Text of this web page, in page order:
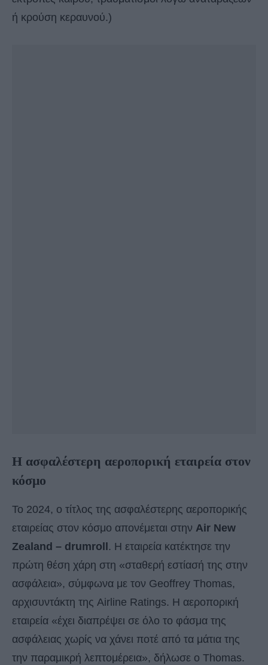
ή κρούση κεραυνού.)
Η ασφαλέστερη αεροπορική εταιρεία στον
κόσμο
Το 2024, ο τίτλος της ασφαλέστερης αεροπορικής
εταιρείας στον κόσμο απονέμεται στην Air New
Zealand – drumroll . Η εταιρεία κατέκτησε την
πρώτη θέση χάρη στη «σταθερή εστίασή της στην
ασφάλεια», σύμφωνα με τον Geoffrey Thomas,
αρχισυντάκτη της Airline Ratings. Η αεροπορική
εταιρεία «έχει διαπρέψει σε όλο το φάσμα της
ασφάλειας χωρίς να χάνει ποτέ από τα μάτια της
την παραμικρή λεπτομέρεια», δήλωσε ο Thomas.